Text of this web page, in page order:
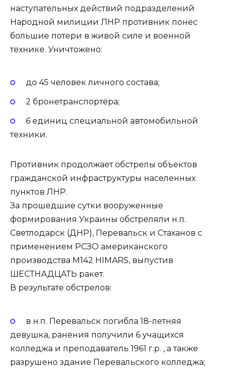
наступательных действий подразделений
Народной милиции ЛНР противник понес
большие потери в живой силе и военной
технике. Уничтожено:
до 45 человек личного состава;
2 бронетранспортёра;
6 единиц специальной автомобильной
техники.
Противник продолжает обстрелы объектов
гражданской инфраструктуры населенных
пунктов ЛНР.
За прошедшие сутки вооруженные
формирования Украины обстреляли н.п.
Светлодарск (ДНР), Перевальск и Стаханов с
применением РСЗО американского
производства М142 HIMARS, выпустив
ШЕСТНАДЦАТЬ ракет.
В результате обстрелов:
в н.п. Перевальск погибла 18-летняя
девушка, ранения получили 6 учащихся
колледжа и преподаватель 1961 г.р. , а также
разрушено здание Перевальского колледжа;